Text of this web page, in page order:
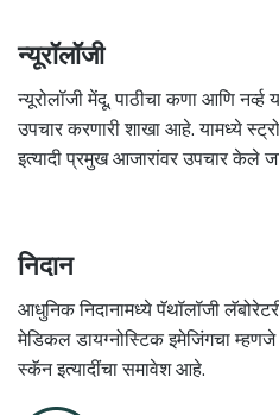
न्यूरॉलॉजी
न्यूरोलॉजी मेंदू, पाठीचा कणा आणि नर्व्ह
उपचार करणारी शाखा आहे. यामध्ये
इत्यादी प्रमुख आजारांवर उपचार केले
निदान
आधुनिक निदानामध्ये पॅथॉलॉजी
मेडिकल डायग्नोस्टिक इमेजिंगचा
स्कॅन इत्यादींचा समावेश आहे.